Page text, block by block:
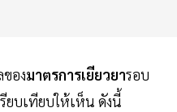
องมาตรการเยียวยารอบ
ยบเทียบให้เห็น ดังนี้